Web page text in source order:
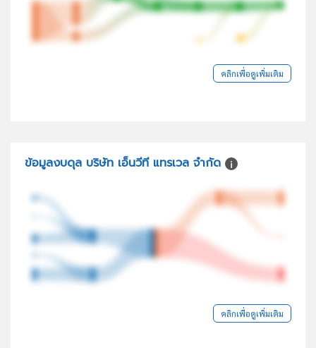
คลิกเพื่อดูเพิ่มเติม
ข้อมูลงบดุล บริษัท เอ็นวีที แทรเวล จำกัด
คลิกเพื่อดูเพิ่มเติม